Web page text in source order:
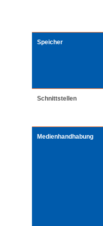
Speicher
Schnittstellen
Medienhandhabung